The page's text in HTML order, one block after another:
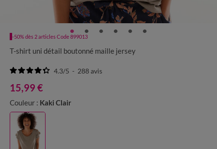
-50% dès 2 articles Code 899013
T-shirt uni détail boutonné maille jersey
4.3/5 - 288avis
15,99 €
Couleur : Kaki Clair